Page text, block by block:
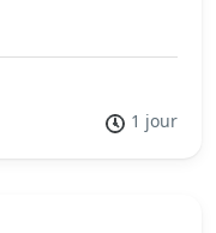
1 jour